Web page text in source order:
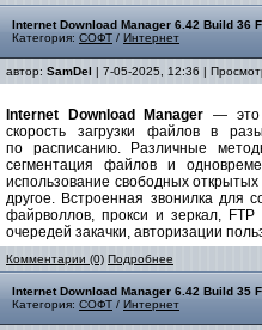
Internet Download Manager 6.42 Build 36
Категория: СОФТ / Интернет
автор: SamDel | 7-05-2025, 12:36 |
Internet Download Manager — это
скорость загрузки файлов в
по расписанию. Различные
сегментация файлов и
использование свободных
другое. Встроенная звонилка для
файрволлов, прокси и зеркал, FTP
очередей закачки, авторизации
Комментарии (0) Подробнее
Internet Download Manager 6.42 Build 35
Категория: СОФТ / Интернет